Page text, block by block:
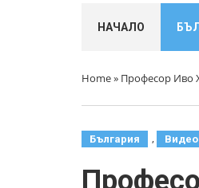
НАЧАЛО
Home» Професор Иво
България ,